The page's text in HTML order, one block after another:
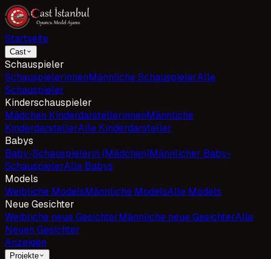
Startseite
Cast
Schauspieler
SchauspielerinnenMännliche SchauspielerAlle
Schauspieler
Kinderschauspieler
Mädchen KinderdarstellerinnenMännliche
KinderdarstellerAlle Kinderdarsteller
Babys
Baby-Schauspielerin (Mädchen)Männlicher Baby-
SchauspielerAlle Babys
Models
Weibliche ModelsMännliche ModelsAlle Models
Neue Gesichter
Weibliche neue GesichterMännliche neue GesichterAlle
Neuen Gesichter
Anzeigen
Projekte